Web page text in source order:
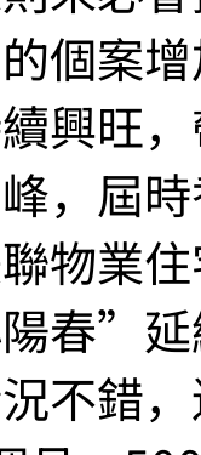
個案
興旺
，屆
物業
春”延
不錯